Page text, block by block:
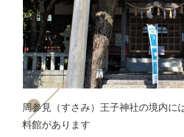
周参見（すさみ）王子神社の境内に
料館があります